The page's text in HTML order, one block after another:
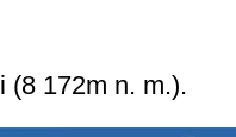
(8 172m n. m.).